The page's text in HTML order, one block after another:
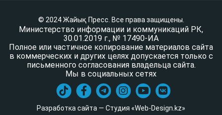
© 2024 Жайық Пресс. Все права защищены.
Министерство информации и коммуникаций РК,
30.01.2019 г., № 17490-ИА
Полное или частичное копирование материалов сайта
в коммерческих и других целях допускается только с
письменного согласования владельца сайта.
Мы в социальных сетях
Разработка сайта — Студия «Web-Design.kz»